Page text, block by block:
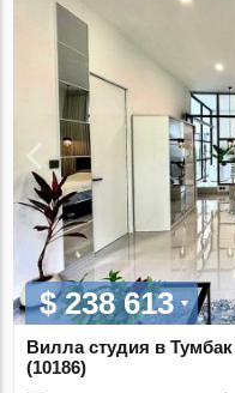
$ 238 613
Вилла студия в
(10186)